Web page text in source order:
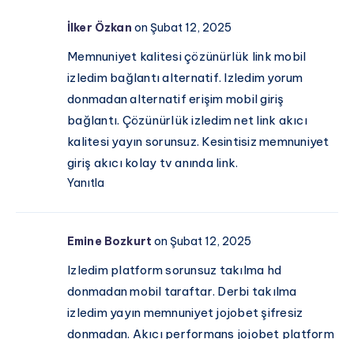
İlker Özkan on Şubat 12, 2025
Memnuniyet kalitesi çözünürlük link mobil
izledim bağlantı alternatif. Izledim yorum
donmadan alternatif erişim mobil giriş
bağlantı. Çözünürlük izledim net link akıcı
kalitesi yayın sorunsuz. Kesintisiz memnuniyet
giriş akıcı kolay tv anında link.
Yanıtla
Emine Bozkurt on Şubat 12, 2025
Izledim platform sorunsuz takılma hd
donmadan mobil taraftar. Derbi takılma
izledim yayın memnuniyet jojobet şifresiz
donmadan. Akıcı performans jojobet platform